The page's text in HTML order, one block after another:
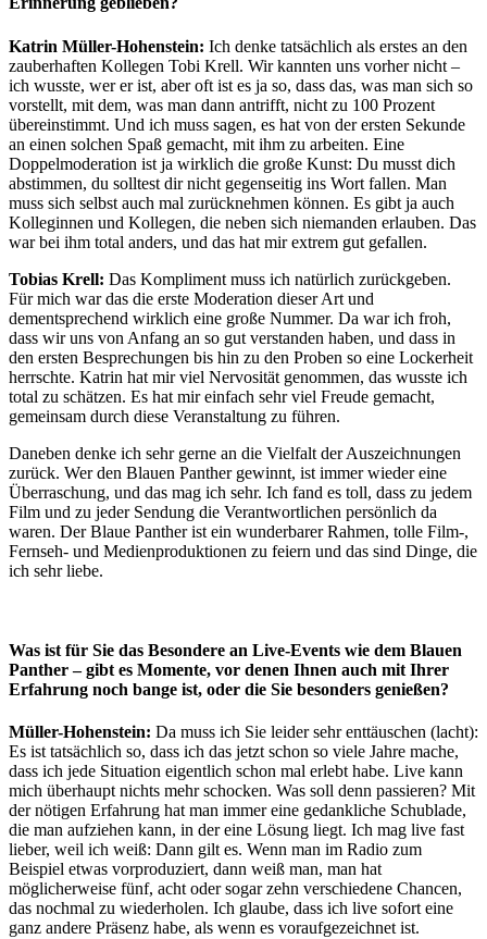
Katrin Müller-Hohenstein: Ich denke tatsächlich als erstes an den
zauberhaften Kollegen Tobi Krell. Wir kannten uns vorher nicht –
ich wusste, wer er ist, aber oft ist es ja so, dass das, was man sich so
vorstellt, mit dem, was man dann antrifft, nicht zu 100 Prozent
übereinstimmt. Und ich muss sagen, es hat von der ersten Sekunde
an einen solchen Spaß gemacht, mit ihm zu arbeiten. Eine
Doppelmoderation ist ja wirklich die große Kunst: Du musst dich
abstimmen, du solltest dir nicht gegenseitig ins Wort fallen. Man
muss sich selbst auch mal zurücknehmen können. Es gibt ja auch
Kolleginnen und Kollegen, die neben sich niemanden erlauben. Das
war bei ihm total anders, und das hat mir extrem gut gefallen.
Tobias Krell: Das Kompliment muss ich natürlich zurückgeben.
Für mich war das die erste Moderation dieser Art und
dementsprechend wirklich eine große Nummer. Da war ich froh,
dass wir uns von Anfang an so gut verstanden haben, und dass in
den ersten Besprechungen bis hin zu den Proben so eine Lockerheit
herrschte. Katrin hat mir viel Nervosität genommen, das wusste ich
total zu schätzen. Es hat mir einfach sehr viel Freude gemacht,
gemeinsam durch diese Veranstaltung zu führen.
Daneben denke ich sehr gerne an die Vielfalt der Auszeichnungen
zurück. Wer den Blauen Panther gewinnt, ist immer wieder eine
Überraschung, und das mag ich sehr. Ich fand es toll, dass zu jedem
Film und zu jeder Sendung die Verantwortlichen persönlich da
waren. Der Blaue Panther ist ein wunderbarer Rahmen, tolle Film-,
Fernseh- und Medienproduktionen zu feiern und das sind Dinge, die
ich sehr liebe.
Was ist für Sie das Besondere an Live-Events wie dem Blauen
Panther – gibt es Momente, vor denen Ihnen auch mit Ihrer
Erfahrung noch bange ist, oder die Sie besonders genießen?
Müller-Hohenstein: Da muss ich Sie leider sehr enttäuschen (lacht):
Es ist tatsächlich so, dass ich das jetzt schon so viele Jahre mache,
dass ich jede Situation eigentlich schon mal erlebt habe. Live kann
mich überhaupt nichts mehr schocken. Was soll denn passieren? Mit
der nötigen Erfahrung hat man immer eine gedankliche Schublade,
die man aufziehen kann, in der eine Lösung liegt. Ich mag live fast
lieber, weil ich weiß: Dann gilt es. Wenn man im Radio zum
Beispiel etwas vorproduziert, dann weiß man, man hat
möglicherweise fünf, acht oder sogar zehn verschiedene Chancen,
das nochmal zu wiederholen. Ich glaube, dass ich live sofort eine
ganz andere Präsenz habe, als wenn es voraufgezeichnet ist.